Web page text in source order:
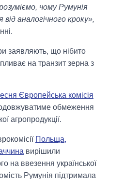
чому Румунія
аналогічного кроку»,
заявляють, що нібито
на транзит зерна з
Європейська комісія
обмеження
агропродукції.
Польща,
вирішили
на ввезення української
Румунія підтримала